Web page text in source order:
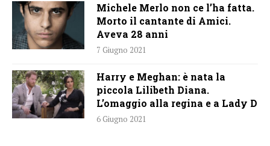
Michele Merlo non ce l’ha fatta.
Morto il cantante di Amici.
Aveva 28 anni
7 Giugno 2021
Harry e Meghan: è nata la
piccola Lilibeth Diana.
L’omaggio alla regina e a Lady D
6 Giugno 2021